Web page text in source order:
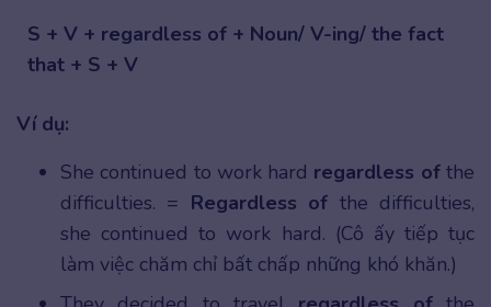
S + V + regardless of + Noun/ V-ing/ the fact
that + S + V
Ví dụ:
She continued to work hard regardless ofthe
difficulties. = Regardless of the difficulties,
she continued to work hard. (Cô ấy tiếp tục
làm việc chăm chỉ bất chấp những khó khăn.)